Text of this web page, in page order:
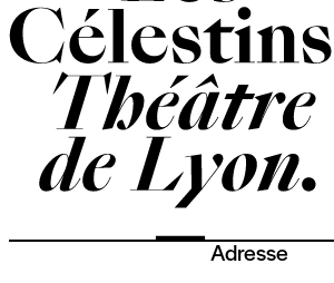
Adresse